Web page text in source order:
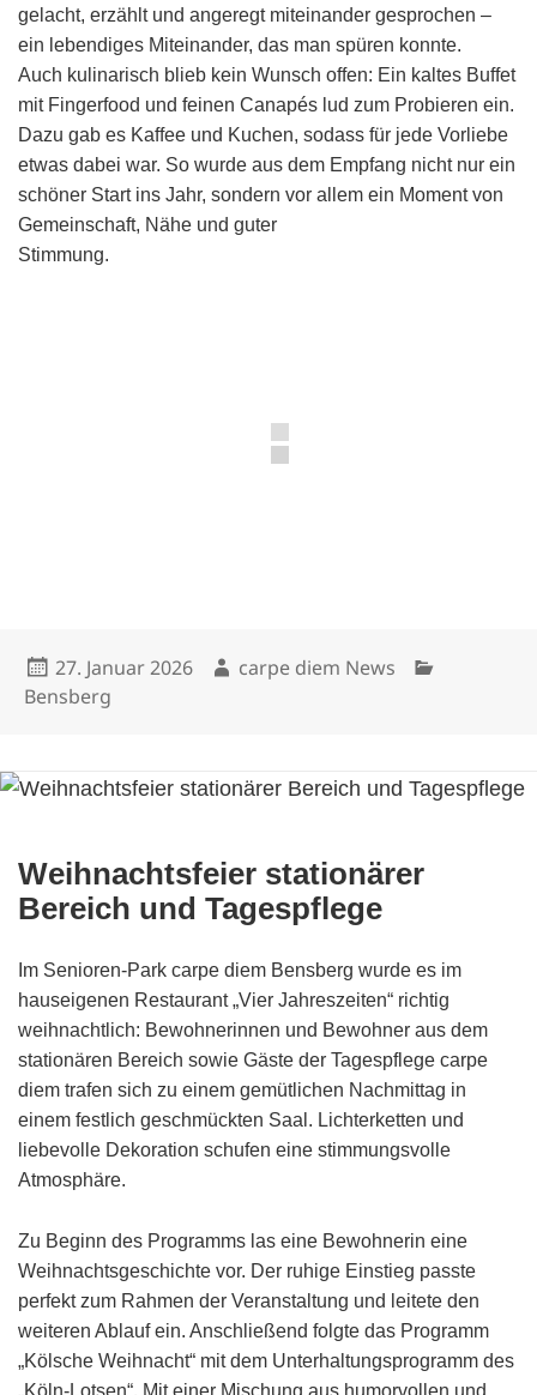
gelacht, erzählt und angeregt miteinander gesprochen –
ein lebendiges Miteinander, das man spüren konnte.
Auch kulinarisch blieb kein Wunsch offen: Ein kaltes Buffet
mit Fingerfood und feinen Canapés lud zum Probieren ein.
Dazu gab es Kaffee und Kuchen, sodass für jede Vorliebe
etwas dabei war. So wurde aus dem Empfang nicht nur ein
schöner Start ins Jahr, sondern vor allem ein Moment von
Gemeinschaft, Nähe und guter
Stimmung.
Veröffentlicht
27. Januar 2026 Autor
carpe diem News
Bensberg
Weihnachtsfeier stationärer
Bereich und Tagespflege
Im Senioren-Park carpe diem Bensberg wurde es im
hauseigenen Restaurant „Vier Jahreszeiten“ richtig
weihnachtlich: Bewohnerinnen und Bewohner aus dem
stationären Bereich sowie Gäste der Tagespflege carpe
diem trafen sich zu einem gemütlichen Nachmittag in
einem festlich geschmückten Saal. Lichterketten und
liebevolle Dekoration schufen eine stimmungsvolle
Atmosphäre.
Zu Beginn des Programms las eine Bewohnerin eine
Weihnachtsgeschichte vor. Der ruhige Einstieg passte
perfekt zum Rahmen der Veranstaltung und leitete den
weiteren Ablauf ein. Anschließend folgte das Programm
„Kölsche Weihnacht“ mit dem Unterhaltungsprogramm des
„Köln-Lotsen“. Mit einer Mischung aus humorvollen und